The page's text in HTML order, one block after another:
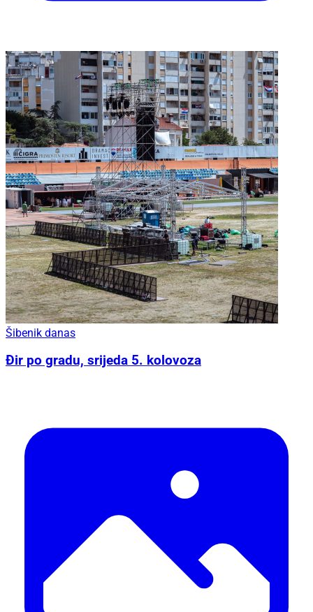
Šibenik danas
Đir po gradu, srijeda 5. kolovoza